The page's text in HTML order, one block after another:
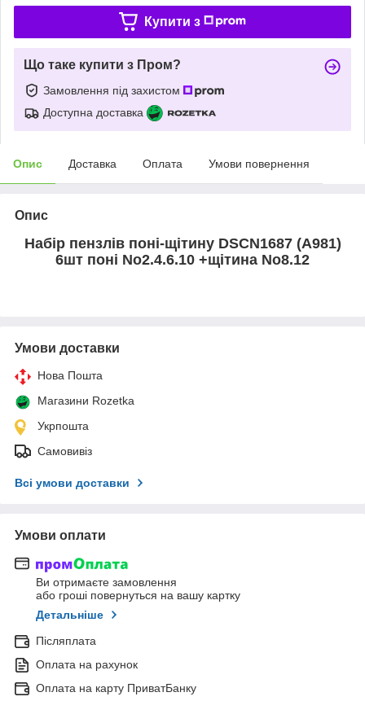
Купити з
Що таке купити з Пром?
Замовлення під захистом
Доступна доставка
Опис Доставка Оплата Умови повернення
Опис
Набір пензлів поні-щітину DSCN1687 (A981)
6шт поні No2.4.6.10 +щітина No8.12
Умови доставки
Нова Пошта
Магазини Rozetka
Укрпошта
Самовивіз
Всі умови доставки
Умови оплати
Ви отримаєте замовлення
або гроші повернуться на вашу картку
Детальніше
Післяплата
Оплата на рахунок
Оплата на карту ПриватБанку